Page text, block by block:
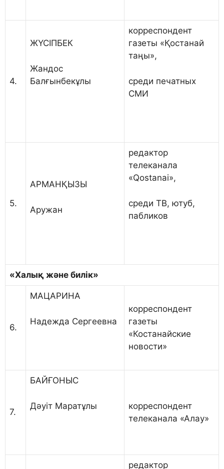
4.
ЖҮСІПБЕК
Жандос
Балғынбекұлы
корреспондент
газеты «Қостанай
таңы»,
среди печатных
СМИ
5.
АРМАНҚЫЗЫ
Аружан
редактор
телеканала
«Qostanai»,
среди ТВ, ютуб,
пабликов
«Халық және билік»
6.
МАЦАРИНА
Надежда Сергеевна
корреспондент
газеты
«Костанайские
новости»
7.
БАЙҒОНЫС
Дәуіт Маратұлы
корреспондент
телеканала «Алау»
редактор